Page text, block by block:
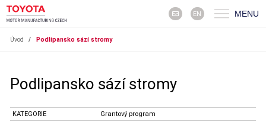
EN MENU
Úvod / Podlipansko sází stromy
Podlipansko sází stromy
KATEGORIE
Grantový program